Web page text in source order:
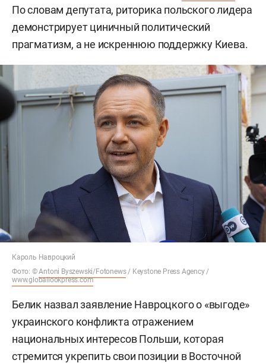
По словам депутата, риторика польского лидера
демонстрирует циничный политический
прагматизм, а не искреннюю поддержку Киева.
Кароль Навроцкий
Фото: ©Antoni Byszewski/Fotonews/ Keystone Press Agency /
www.globallookpress.com
Белик назвал заявление Навроцкого о «выгоде»
украинского конфликта отражением
национальных интересов Польши, которая
стремится укрепить свои позиции в Восточной